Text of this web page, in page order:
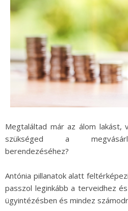
Megtaláltad már az álom lakást,
szükséged a
berendezéséhez?
Antónia pillanatok alatt
passzol leginkább a terveidhez
ügyintézésben és mindez